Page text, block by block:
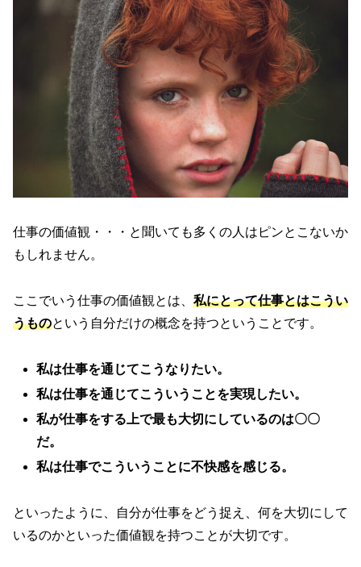
仕事の価値観・・・と聞いても多くの人はピンとこないか
もしれません。
ここでいう仕事の価値観とは、 私にとって仕事とはこうい
うものという自分だけの概念を持つということです。
私は仕事を通じてこうなりたい。
私は仕事を通じてこういうことを実現したい。
私が仕事をする上で最も大切にしているのは〇〇
だ。
私は仕事でこういうことに不快感を感じる。
といったように、自分が仕事をどう捉え、何を大切にして
いるのかといった価値観を持つことが大切です。